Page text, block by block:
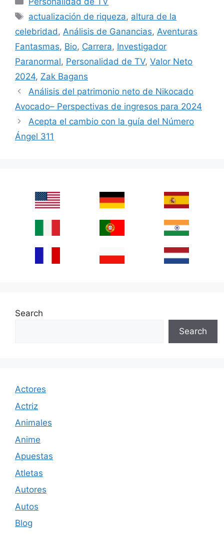
Tags
actualización de riqueza, altura de la
celebridad , Análisis de Ganancias, Aventuras
Fantasmas, Bio, Carrera, Investigador
Paranormal, Personalidad de TV, Valor Neto
2024, Zak Bagans
Análisis del patrimonio neto de Nikocado
Avocado– Perspectivas de ingresos para 2024
Acepta el cambio con la guía del Número
Ángel 311
Search
Search
Actores
Actriz
Animales
Anime
Apuestas
Atletas
Autores
Autos
Blog